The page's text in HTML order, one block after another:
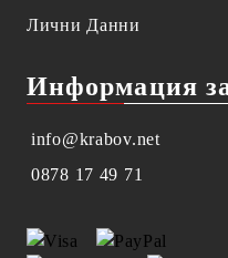
Лични Данни
Информация
info@krabov.net
0878 17 49 71